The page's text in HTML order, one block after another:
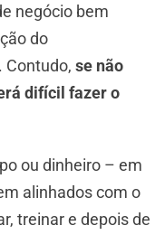
negócio bem
do
se não
difícil fazer o
ou dinheiro – em
alinhados com o
treinar e depois de